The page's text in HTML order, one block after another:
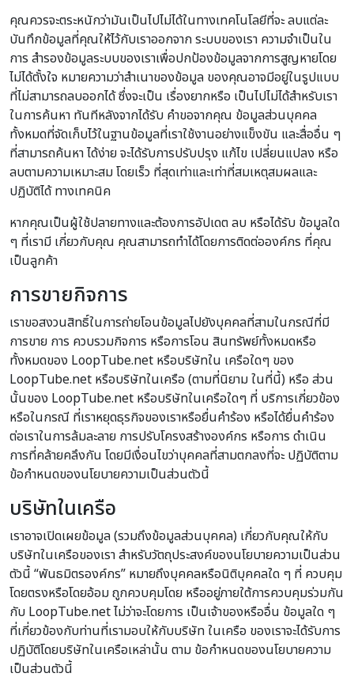
คุณควรจะตระหนักว่ามันเป็นไปไม่ได้ในทางเทคโนโลยีที่จะ ลบแต่ละ
บันทึกข้อมูลที่คุณให้ไว้กับเราออกจาก ระบบของเรา ความจำเป็นใน
การ สำรองข้อมูลระบบของเราเพื่อปกป้องข้อมูลจากการสูญหายโดย
ไม่ได้ตั้งใจ หมายความว่าสำเนาของข้อมูล ของคุณอาจมีอยู่ในรูปแบบ
ที่ไม่สามารถลบออกได้ ซึ่งจะเป็น เรื่องยากหรือ เป็นไปไม่ได้สำหรับเรา
ในการค้นหา ทันทีหลังจากได้รับ คำขอจากคุณ ข้อมูลส่วนบุคคล
ทั้งหมดที่จัดเก็บไว้ในฐานข้อมูลที่เราใช้งานอย่างแข็งขัน และสื่ออื่น ๆ
ที่สามารถค้นหา ได้ง่าย จะได้รับการปรับปรุง แก้ไข เปลี่ยนแปลง หรือ
ลบตามความเหมาะสม โดยเร็ว ที่สุดเท่าและเท่าที่สมเหตุสมผลและ
ปฏิบัติได้ ทางเทคนิค
หากคุณเป็นผู้ใช้ปลายทางและต้องการอัปเดต ลบ หรือได้รับ ข้อมูลใด
ๆ ที่เรามี เกี่ยวกับคุณ คุณสามารถทำได้โดยการติดต่อองค์กร ที่คุณ
เป็นลูกค้า
การขายกิจการ
เราขอสงวนสิทธิ์ในการถ่ายโอนข้อมูลไปยังบุคคลที่สามในกรณีที่มี
การขาย การ ควบรวมกิจการ หรือการโอน สินทรัพย์ทั้งหมดหรือ
ทั้งหมดของ LoopTube.net หรือบริษัทใน เครือใดๆ ของ
LoopTube.net หรือบริษัทในเครือ (ตามที่นิยาม ในที่นี้) หรือ ส่วน
นั้นของ LoopTube.net หรือบริษัทในเครือใดๆ ที่ บริการเกี่ยวข้อง
หรือในกรณี ที่เราหยุดธุรกิจของเราหรือยื่นคำร้อง หรือได้ยื่นคำร้อง
ต่อเราในการล้มละลาย การปรับโครงสร้างองค์กร หรือการ ดำเนิน
การที่คล้ายคลึงกัน โดยมีเงื่อนไขว่าบุคคลที่สามตกลงที่จะ ปฏิบัติตาม
ข้อกำหนดของนโยบายความเป็นส่วนตัวนี้
บริษัทในเครือ
เราอาจเปิดเผยข้อมูล (รวมถึงข้อมูลส่วนบุคคล) เกี่ยวกับคุณให้กับ
บริษัทในเครือของเรา สำหรับวัตถุประสงค์ของนโยบายความเป็นส่วน
ตัวนี้ “พันธมิตรองค์กร” หมายถึงบุคคลหรือนิติบุคคลใด ๆ ที่ ควบคุม
โดยตรงหรือโดยอ้อม ถูกควบคุมโดย หรืออยู่ภายใต้การควบคุมร่วมกัน
กับ LoopTube.net ไม่ว่าจะโดยการ เป็นเจ้าของหรืออื่น ข้อมูลใด ๆ
ที่เกี่ยวข้องกับท่านที่เรามอบให้กับบริษัท ในเครือ ของเราจะได้รับการ
ปฏิบัติโดยบริษัทในเครือเหล่านั้น ตาม ข้อกำหนดของนโยบายความ
เป็นส่วนตัวนี้